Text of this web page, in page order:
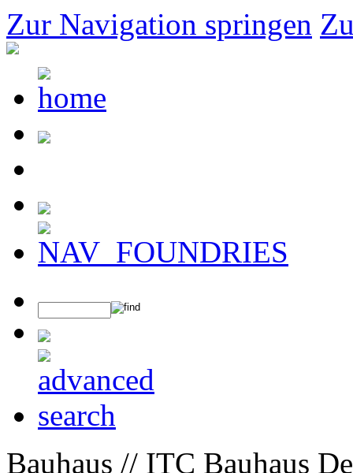
Zur Navigation springen
Bauhaus // ITC Bauhaus